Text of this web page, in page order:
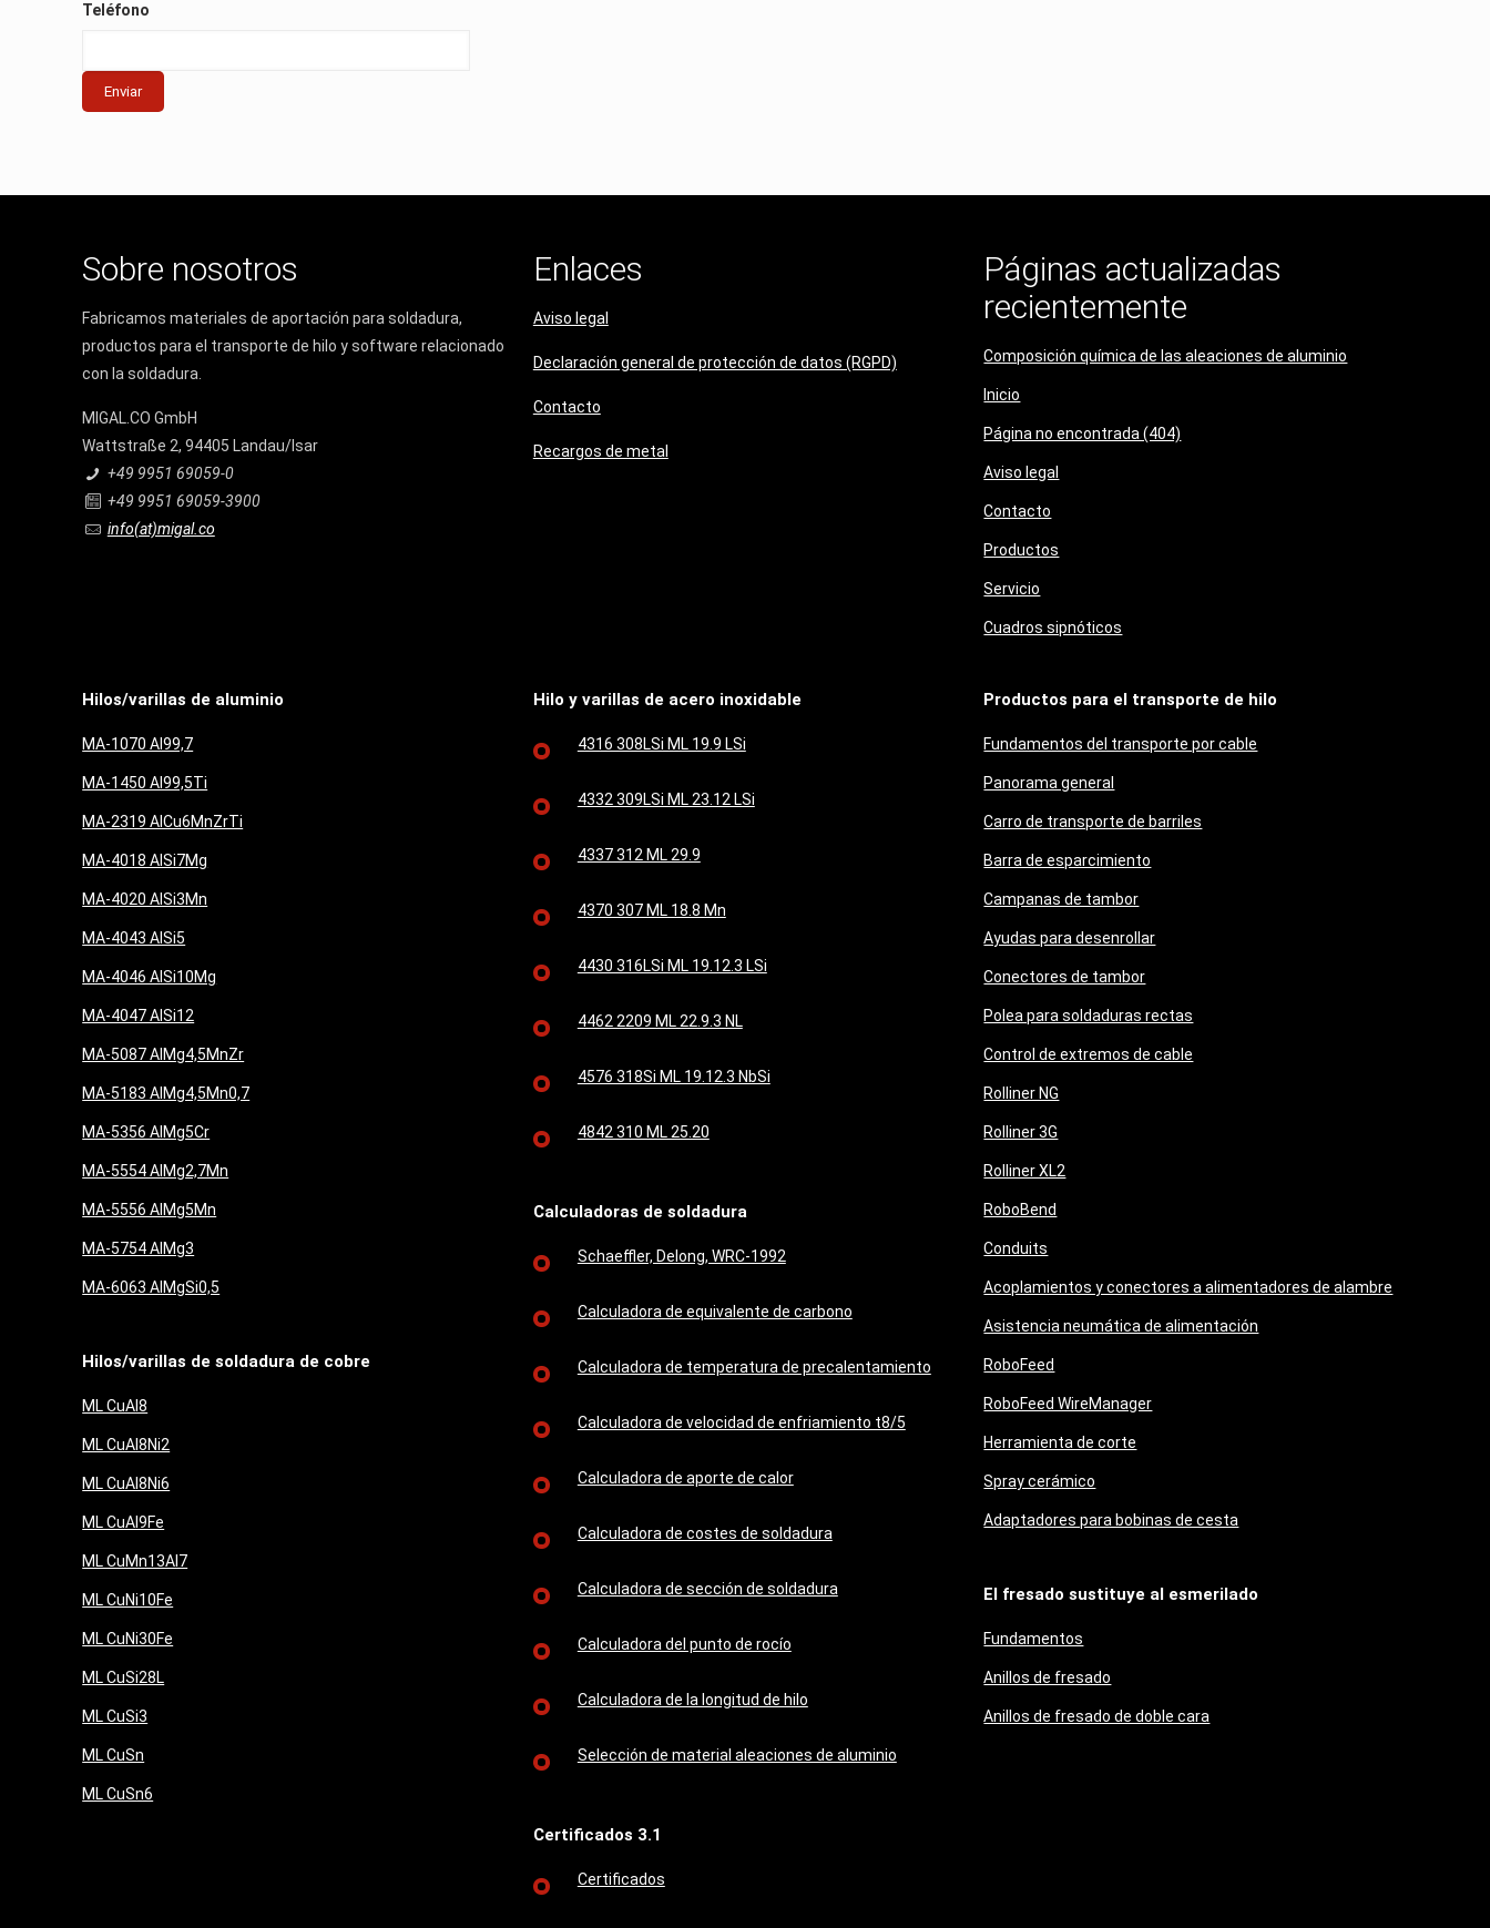
Teléfono
Sobre nosotros
Fabricamos materiales de aportación para soldadura,
productos para el transporte de hilo y software relacionado
con la soldadura.
MIGAL.CO GmbH
Wattstraße 2, 94405 Landau/Isar
+49 9951 69059-0
+49 9951 69059-3900
info(at)migal.co
Enlaces
Aviso legal
Declaración general de protección de datos (RGPD)
Contacto
Recargos de metal
Páginas actualizadas
recientemente
Composición química de las aleaciones de aluminio
Inicio
Página no encontrada (404)
Aviso legal
Contacto
Productos
Servicio
Cuadros sipnóticos
Hilos/varillas de aluminio
MA-1070 Al99,7
MA-1450 Al99,5Ti
MA-2319 AlCu6MnZrTi
MA-4018 AlSi7Mg
MA-4020 AlSi3Mn
MA-4043 AlSi5
MA-4046 AlSi10Mg
MA-4047 AlSi12
MA-5087 AlMg4,5MnZr
MA-5183 AlMg4,5Mn0,7
MA-5356 AlMg5Cr
MA-5554 AlMg2,7Mn
MA-5556 AlMg5Mn
MA-5754 AlMg3
MA-6063 AlMgSi0,5
Hilos/varillas de soldadura de cobre
ML CuAl8
ML CuAl8Ni2
ML CuAl8Ni6
ML CuAl9Fe
ML CuMn13Al7
ML CuNi10Fe
ML CuNi30Fe
ML CuSi28L
ML CuSi3
ML CuSn
ML CuSn6
Hilo y varillas de acero inoxidable
4316 308LSi ML 19.9 LSi
4332 309LSi ML 23.12 LSi
4337 312 ML 29.9
4370 307 ML 18.8 Mn
4430 316LSi ML 19.12.3 LSi
4462 2209 ML 22.9.3 NL
4576 318Si ML 19.12.3 NbSi
4842 310 ML 25.20
Calculadoras de soldadura
Schaeffler, Delong, WRC-1992
Calculadora de equivalente de carbono
Calculadora de temperatura de precalentamiento
Calculadora de velocidad de enfriamiento t8/5
Calculadora de aporte de calor
Calculadora de costes de soldadura
Calculadora de sección de soldadura
Calculadora del punto de rocío
Calculadora de la longitud de hilo
Selección de material aleaciones de aluminio
Certificados 3.1
Certificados
Productos para el transporte de hilo
Fundamentos del transporte por cable
Panorama general
Carro de transporte de barriles
Barra de esparcimiento
Campanas de tambor
Ayudas para desenrollar
Conectores de tambor
Polea para soldaduras rectas
Control de extremos de cable
Rolliner NG
Rolliner 3G
Rolliner XL2
RoboBend
Conduits
Acoplamientos y conectores a alimentadores de alambre
Asistencia neumática de alimentación
RoboFeed
RoboFeed WireManager
Herramienta de corte
Spray cerámico
Adaptadores para bobinas de cesta
El fresado sustituye al esmerilado
Fundamentos
Anillos de fresado
Anillos de fresado de doble cara